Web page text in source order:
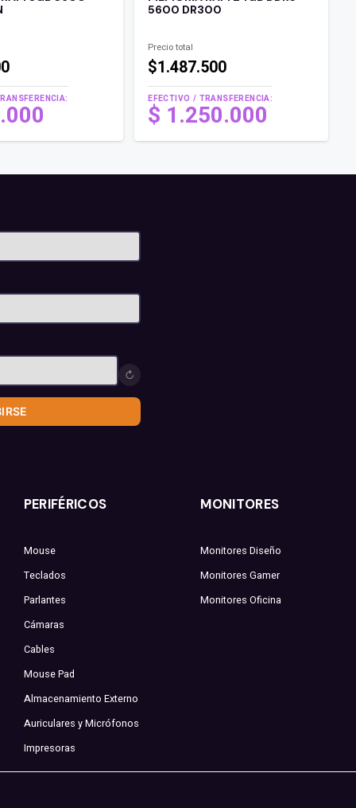
5600 DR300
Precio total
$1.487.500
EFECTIVO / TRANSFERENCIA:
$ 1.250.000
↻
PERIFÉRICOS
Mouse
Teclados
Parlantes
Cámaras
Cables
Mouse Pad
Almacenamiento Externo
Auriculares y Micrófonos
Impresoras
MONITORES
Monitores Diseño
Monitores Gamer
Monitores Oficina